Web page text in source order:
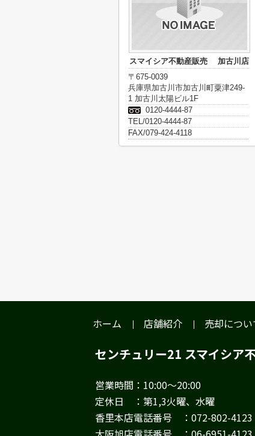
スマイシア不動産販売 加古川店
〒675-0039
兵庫県加古川市加古川町粟津249-
1 加古川太陽ビル1F
0120-4444-87
TEL/0120-4444-87
FAX/079-424-4118
ホーム 店舗紹介 売却につい
センチュリー21 スマイシア
営業時間：10:00～20:00
定休日 ：第1,3火曜、水曜
香里本店電話番号 ：072-802-4123